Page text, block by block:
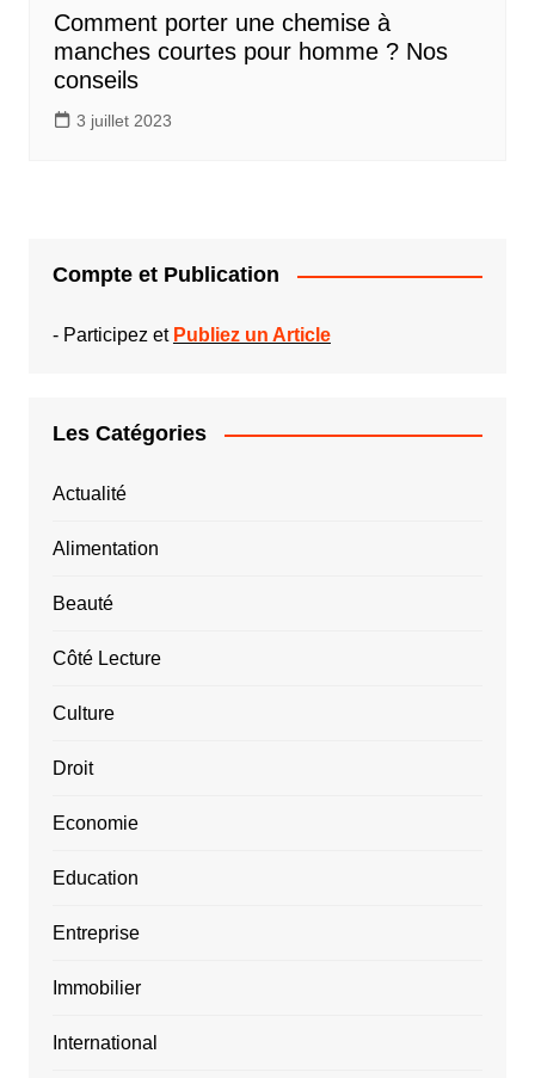
Comment porter une chemise à
manches courtes pour homme ? Nos
conseils
3 juillet 2023
Compte et Publication
- Participez et Publiez un Article
Les Catégories
Actualité
Alimentation
Beauté
Côté Lecture
Culture
Droit
Economie
Education
Entreprise
Immobilier
International